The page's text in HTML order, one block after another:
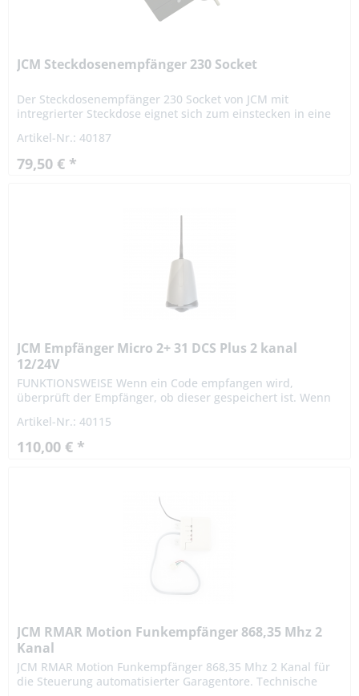
JCM Steckdosenempfänger 230 Socket
Der Steckdosenempfänger 230 Socket von JCM mit
intregrierter Steckdose eignet sich zum einstecken in eine
entwickelt für die...
Artikel-Nr.: 40187
79,50 € *
JCM Empfänger Micro 2+ 31 DCS Plus 2 kanal
12/24V
FUNKTIONSWEISE Wenn ein Code empfangen wird,
überprüft der Empfänger, ob dieser gespeichert ist. Wenn
dem welcher...
Artikel-Nr.: 40115
110,00 € *
JCM RMAR Motion Funkempfänger 868,35 Mhz 2
Kanal
JCM RMAR Motion Funkempfänger 868,35 Mhz 2 Kanal für
die Steuerung automatisierter Garagentore. Technische